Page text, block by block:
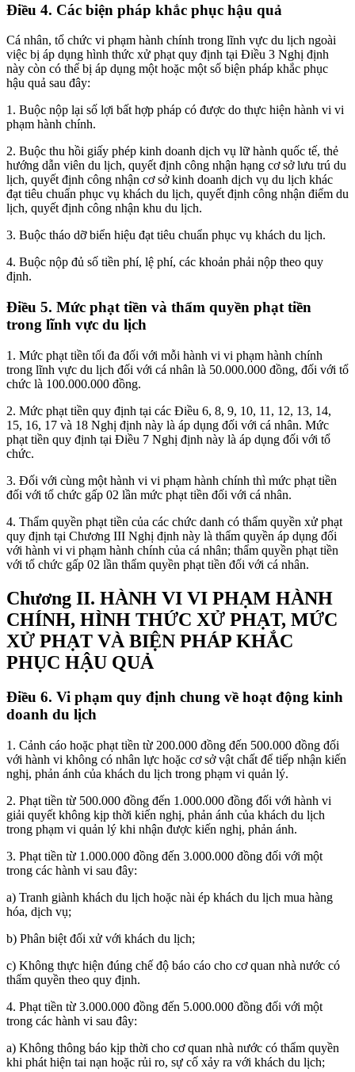
Điều 4. Các biện pháp khắc phục hậu quả
Cá nhân, tổ chức vi phạm hành chính trong lĩnh vực du lịch ngoài
việc bị áp dụng hình thức xử phạt quy định tại Điều 3 Nghị định
này còn có thể bị áp dụng một hoặc một số biện pháp khắc phục
hậu quả sau đây:
1. Buộc nộp lại số lợi bất hợp pháp có được do thực hiện hành vi vi
phạm hành chính.
2. Buộc thu hồi giấy phép kinh doanh dịch vụ lữ hành quốc tế, thẻ
hướng dẫn viên du lịch, quyết định công nhận hạng cơ sở lưu trú du
lịch, quyết định công nhận cơ sở kinh doanh dịch vụ du lịch khác
đạt tiêu chuẩn phục vụ khách du lịch, quyết định công nhận điểm du
lịch, quyết định công nhận khu du lịch.
3. Buộc tháo dỡ biển hiệu đạt tiêu chuẩn phục vụ khách du lịch.
4. Buộc nộp đủ số tiền phí, lệ phí, các khoản phải nộp theo quy
định.
Điều 5. Mức phạt tiền và thẩm quyền phạt tiền
trong lĩnh vực du lịch
1. Mức phạt tiền tối đa đối với mỗi hành vi vi phạm hành chính
trong lĩnh vực du lịch đối với cá nhân là 50.000.000 đồng, đối với tổ
chức là 100.000.000 đồng.
2. Mức phạt tiền quy định tại các Điều 6, 8, 9, 10, 11, 12, 13, 14,
15, 16, 17 và 18 Nghị định này là áp dụng đối với cá nhân. Mức
phạt tiền quy định tại Điều 7 Nghị định này là áp dụng đối với tổ
chức.
3. Đối với cùng một hành vi vi phạm hành chính thì mức phạt tiền
đối với tổ chức gấp 02 lần mức phạt tiền đối với cá nhân.
4. Thẩm quyền phạt tiền của các chức danh có thẩm quyền xử phạt
quy định tại Chương III Nghị định này là thẩm quyền áp dụng đối
với hành vi vi phạm hành chính của cá nhân; thẩm quyền phạt tiền
với tổ chức gấp 02 lần thẩm quyền phạt tiền đối với cá nhân.
Chương II. HÀNH VI VI PHẠM HÀNH
CHÍNH, HÌNH THỨC XỬ PHẠT, MỨC
XỬ PHẠT VÀ BIỆN PHÁP KHẮC
PHỤC HẬU QUẢ
Điều 6. Vi phạm quy định chung về hoạt động kinh
doanh du lịch
1. Cảnh cáo hoặc phạt tiền từ 200.000 đồng đến 500.000 đồng đối
với hành vi không có nhân lực hoặc cơ sở vật chất để tiếp nhận kiến
nghị, phản ánh của khách du lịch trong phạm vi quản lý.
2. Phạt tiền từ 500.000 đồng đến 1.000.000 đồng đối với hành vi
giải quyết không kịp thời kiến nghị, phản ánh của khách du lịch
trong phạm vi quản lý khi nhận được kiến nghị, phản ánh.
3. Phạt tiền từ 1.000.000 đồng đến 3.000.000 đồng đối với một
trong các hành vi sau đây:
a) Tranh giành khách du lịch hoặc nài ép khách du lịch mua hàng
hóa, dịch vụ;
b) Phân biệt đối xử với khách du lịch;
c) Không thực hiện đúng chế độ báo cáo cho cơ quan nhà nước có
thẩm quyền theo quy định.
4. Phạt tiền từ 3.000.000 đồng đến 5.000.000 đồng đối với một
trong các hành vi sau đây:
a) Không thông báo kịp thời cho cơ quan nhà nước có thẩm quyền
khi phát hiện tai nạn hoặc rủi ro, sự cố xảy ra với khách du lịch;